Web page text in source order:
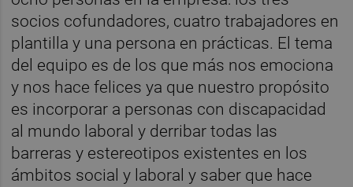
socios cofundadores, cuatro trabajadores en
plantilla y una persona en prácticas. El tema
del equipo es de los que más nos emociona
y nos hace felices ya que nuestro propósito
es incorporar a personas con discapacidad
al mundo laboral y derribar todas las
barreras y estereotipos existentes en los
ámbitos social y laboral y saber que hace